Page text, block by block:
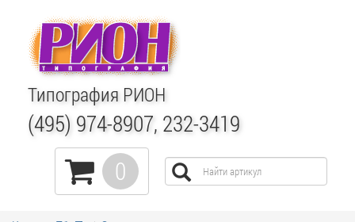
Типография РИОН
(495) 974-8907, 232-3419
0